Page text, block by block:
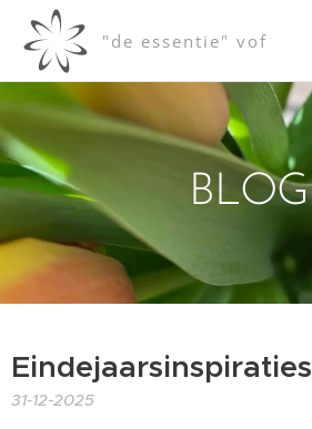
"de essentie" vof
BLOG
Eindejaarsinspiraties
31-12-2025